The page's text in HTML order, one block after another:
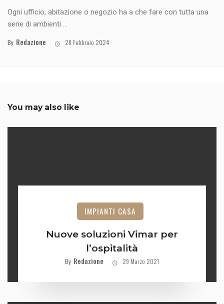
Ogni ufficio, abitazione o negozio ha a che fare con tutta una
serie di ambienti ...
By Redazione 28 Febbraio 2024
You may also like
IMPIANTI CASA
Nuove soluzioni Vimar per
l’ospitalità
By Redazione 29 Marzo 2021